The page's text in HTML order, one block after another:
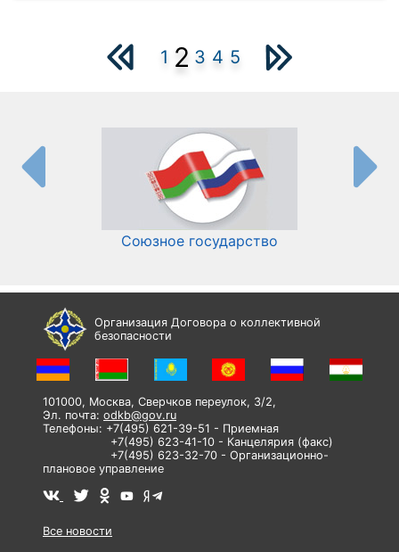
1 2 3 4 5
Союзное государство
Организация Договора о коллективной
безопасности
101000, Москва, Сверчков переулок, 3/2,
Эл. почта: odkb@gov.ru
Телефоны: +7(495) 621-39-51 - Приемная
+7(495) 623-41-10 - Канцелярия (факс)
+7(495) 623-32-70 - Организационно-
плановое управление
Все новости